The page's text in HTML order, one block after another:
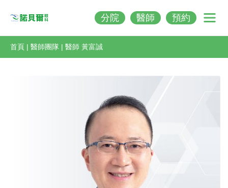
分院 醫師 預約
首頁 | 醫師團隊 | 醫師 黃富誠